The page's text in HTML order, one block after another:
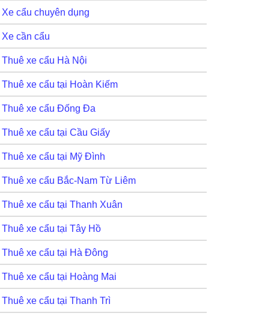
Xe cẩu chuyên dụng
Xe cần cẩu
Thuê xe cẩu Hà Nội
Thuê xe cẩu tại Hoàn Kiếm
Thuê xe cẩu Đống Đa
Thuê xe cẩu tại Cầu Giấy
Thuê xe cẩu tại Mỹ Đình
Thuê xe cẩu Bắc-Nam Từ Liêm
Thuê xe cẩu tại Thanh Xuân
Thuê xe cẩu tại Tây Hồ
Thuê xe cẩu tại Hà Đông
Thuê xe cẩu tại Hoàng Mai
Thuê xe cẩu tại Thanh Trì